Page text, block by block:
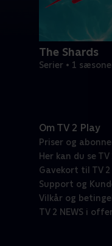
The Shards
Serier • 1
Om TV 2 Play
Priser og
Her kan du se TV
Gavekort til TV 2
Support og
Vilkår og
TV 2 NEWS i